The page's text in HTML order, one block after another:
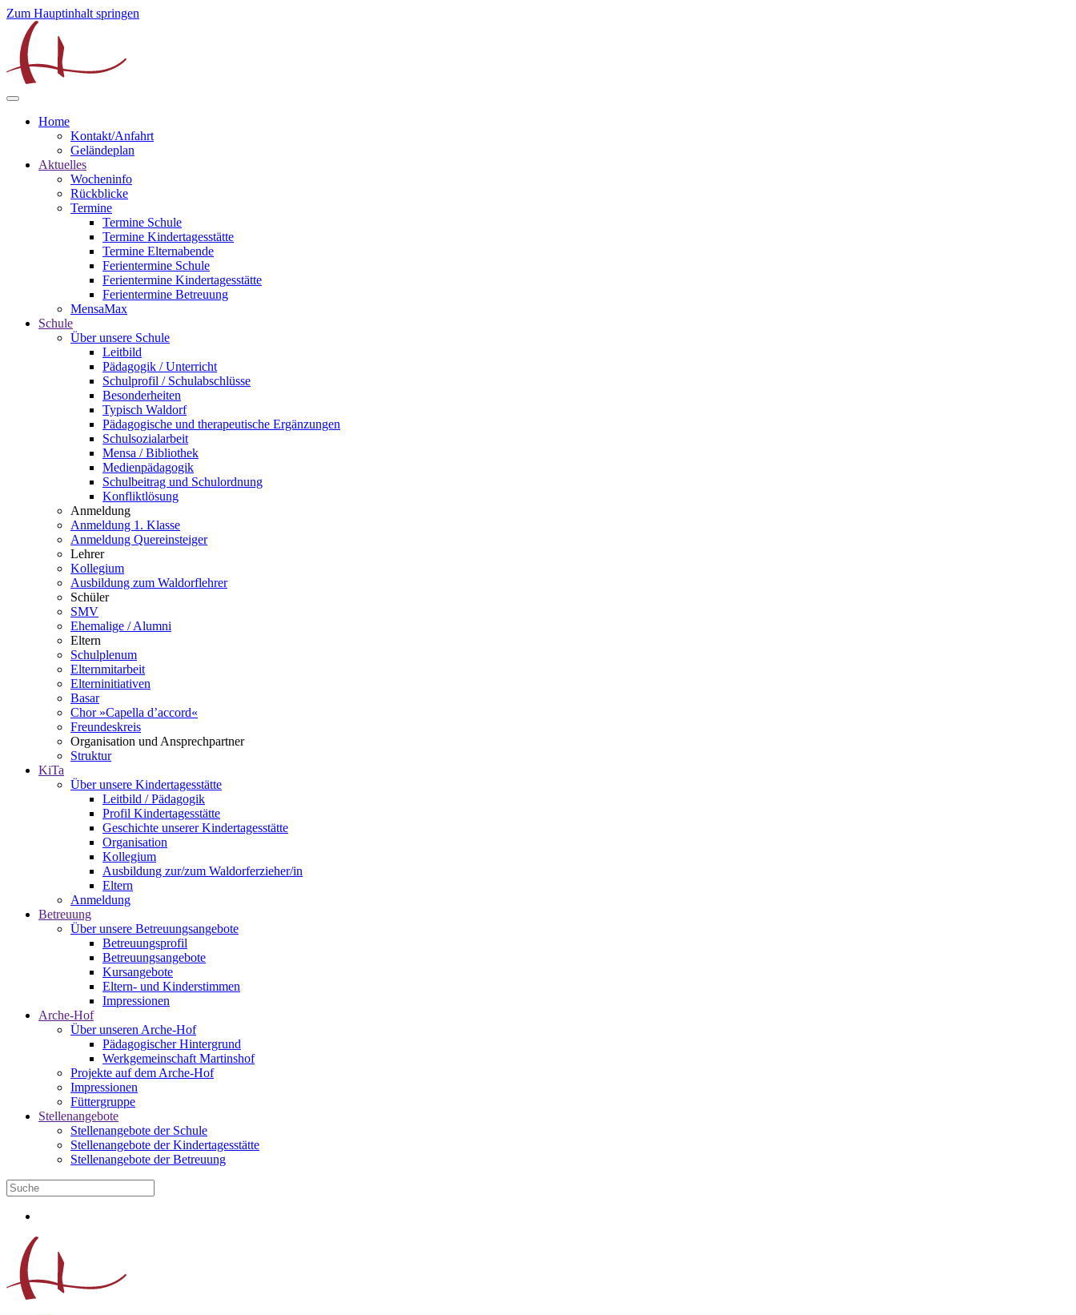
Zum Hauptinhalt springen
Home
Kontakt/Anfahrt
Geländeplan
Aktuelles
Wocheninfo
Rückblicke
Termine
Termine Schule
Termine Kindertagesstätte
Termine Elternabende
Ferientermine Schule
Ferientermine Kindertagesstätte
Ferientermine Betreuung
MensaMax
Schule
Über unsere Schule
Leitbild
Pädagogik / Unterricht
Schulprofil / Schulabschlüsse
Besonderheiten
Typisch Waldorf
Pädagogische und therapeutische Ergänzungen
Schulsozialarbeit
Mensa / Bibliothek
Medienpädagogik
Schulbeitrag und Schulordnung
Konfliktlösung
Anmeldung
Anmeldung 1. Klasse
Anmeldung Quereinsteiger
Lehrer
Kollegium
Ausbildung zum Waldorflehrer
Schüler
SMV
Ehemalige / Alumni
Eltern
Schulplenum
Elternmitarbeit
Elterninitiativen
Basar
Chor »Capella d’accord«
Freundeskreis
Organisation und Ansprechpartner
Struktur
KiTa
Über unsere Kindertagesstätte
Leitbild / Pädagogik
Profil Kindertagesstätte
Geschichte unserer Kindertagesstätte
Organisation
Kollegium
Ausbildung zur/zum Waldorferzieher/in
Eltern
Anmeldung
Betreuung
Über unsere Betreuungsangebote
Betreuungsprofil
Betreuungsangebote
Kursangebote
Eltern- und Kinderstimmen
Impressionen
Arche-Hof
Über unseren Arche-Hof
Pädagogischer Hintergrund
Werkgemeinschaft Martinshof
Projekte auf dem Arche-Hof
Impressionen
Füttergruppe
Stellenangebote
Stellenangebote der Schule
Stellenangebote der Kindertagesstätte
Stellenangebote der Betreuung